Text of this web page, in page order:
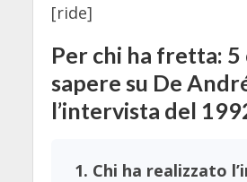
[ride]
Per chi ha fretta: 5
sapere su De
l’intervista del
1. Chi ha realizzato